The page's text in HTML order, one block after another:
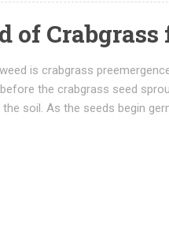
of Crabgrass
is crabgrass
the crabgrass seed
soil. As the seeds begin